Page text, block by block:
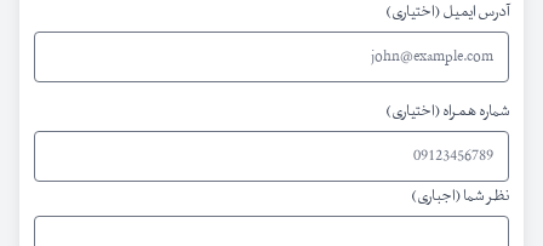
آدرس ایمیل (اختیاری)
شماره همراه (اختیاری)
نظر شما (اجباری)